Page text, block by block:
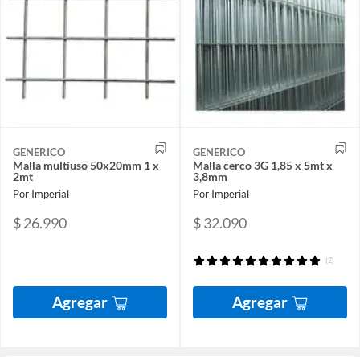
GENERICO
Malla multiuso 50x20mm 1 x
2mt
Por Imperial
$ 26.990
Agregar
GENERICO
Malla cerco 3G 1,85 x 5mt x
3,8mm
Por Imperial
$ 32.090
(2)
Agregar